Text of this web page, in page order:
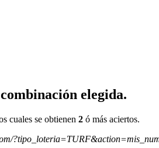
elegida.
cuales se obtienen 2 ó más aciertos.